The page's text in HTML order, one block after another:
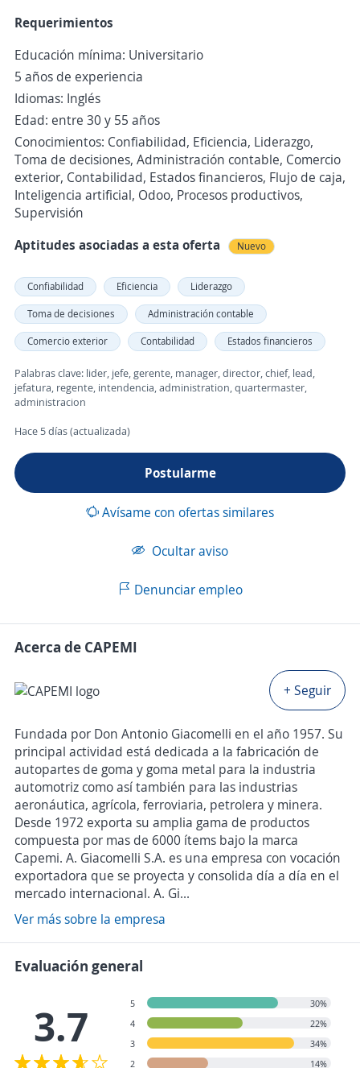
Requerimientos
Educación mínima: Universitario
5 años de experiencia
Idiomas: Inglés
Edad: entre 30 y 55 años
Conocimientos: Confiabilidad, Eficiencia, Liderazgo,
Toma de decisiones, Administración contable, Comercio
exterior, Contabilidad, Estados financieros, Flujo de caja,
Inteligencia artificial, Odoo, Procesos productivos,
Supervisión
Aptitudes asociadas a esta oferta
Nuevo
Confiabilidad Eficiencia
Liderazgo
Toma de decisiones
Administración contable
Comercio exterior
Contabilidad Estados financieros
Palabras clave: lider, jefe, gerente, manager, director, chief, lead,
jefatura, regente, intendencia, administration, quartermaster,
administracion
Hace 5 días (actualizada)
Postularme
Avísame con ofertas similares
Ocultar aviso
Denunciar empleo
Acerca de CAPEMI
+ Seguir
Fundada por Don Antonio Giacomelli en el año 1957. Su
principal actividad está dedicada a la fabricación de
autopartes de goma y goma metal para la industria
automotriz como así también para las industrias
aeronáutica, agrícola, ferroviaria, petrolera y minera.
Desde 1972 exporta su amplia gama de productos
compuesta por mas de 6000 ítems bajo la marca
Capemi. A. Giacomelli S.A. es una empresa con vocación
exportadora que se proyecta y consolida día a día en el
mercado internacional. A. Gi...
Ver más sobre la empresa
Evaluación general
3.7 5
30%
4
22%
3
34%
2
14%